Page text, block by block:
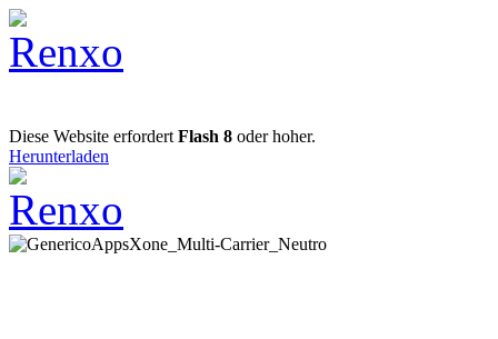
Diese Website erfordert Flash 8 oder hoher.
Herunterladen